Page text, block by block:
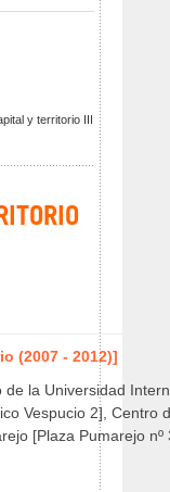
y territorio III
(2007 - 2012)]
la Universidad
Vespucio 2], Centro
[Plaza Pumarejo